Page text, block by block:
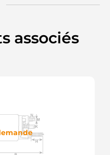
F032235077
associés